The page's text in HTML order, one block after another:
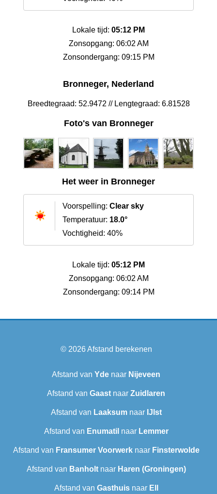
Lokale tijd: 05:12 PM
Zonsopgang: 06:02 AM
Zonsondergang: 09:15 PM
Bronneger, Nederland
Breedtegraad: 52.9472 // Lengtegraad: 6.81528
Foto's van Bronneger
Het weer in Bronneger
Voorspelling: Clear sky
Temperatuur: 18.0°
Vochtigheid: 40%
Lokale tijd: 05:12 PM
Zonsopgang: 06:02 AM
Zonsondergang: 09:14 PM
© 2026Afstand berekenen
Afstand van Yde naar Nijeveen
Afstand van Gaast naar Zuidlaren
Afstand van Laaksumnaar IJlst
Afstand van Enumatil naar Lemmer
Afstand van Fransumer Voorwerknaar Finsterwolde
Afstand van Banholtnaar Haren (Groningen)
Afstand van Gasthuisnaar Ell